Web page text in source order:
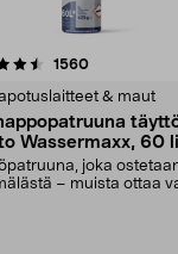
1560arvostelut
& maut
Wassermaxx, 60
joka
– muista ottaa
4.5viidestä